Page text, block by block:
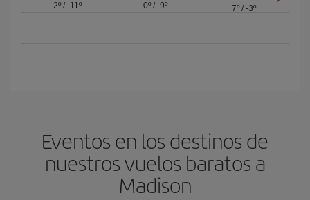
-2º/ -11º
0º/ -9º
7º /-3º
Eventos en los destinos de
nuestros vuelos baratos a
Madison